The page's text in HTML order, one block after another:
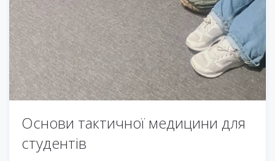
Основи тактичної медицини для
студентів